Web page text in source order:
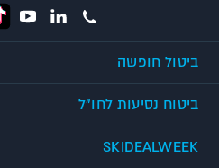
ביטול חופשה
ביטוח נסיעות לחו"ל
SKIDEALWEEK